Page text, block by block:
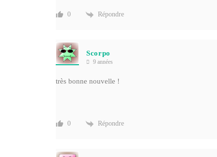
0 Répondre
Scorpo
9 années
très bonne nouvelle !
0 Répondre